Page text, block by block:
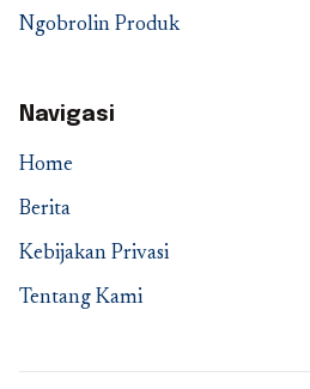
Ngobrolin Produk
Navigasi
Home
Berita
Kebijakan Privasi
Tentang Kami